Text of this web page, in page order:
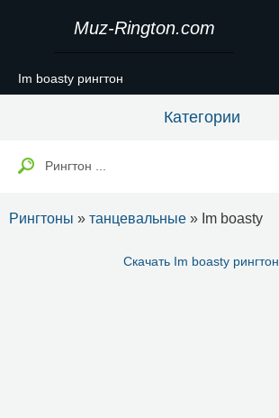
Muz-Rington.com
Im boasty рингтон
Категории
Рингтоны » танцевальные » Im boasty
Скачать Im boasty рингтон